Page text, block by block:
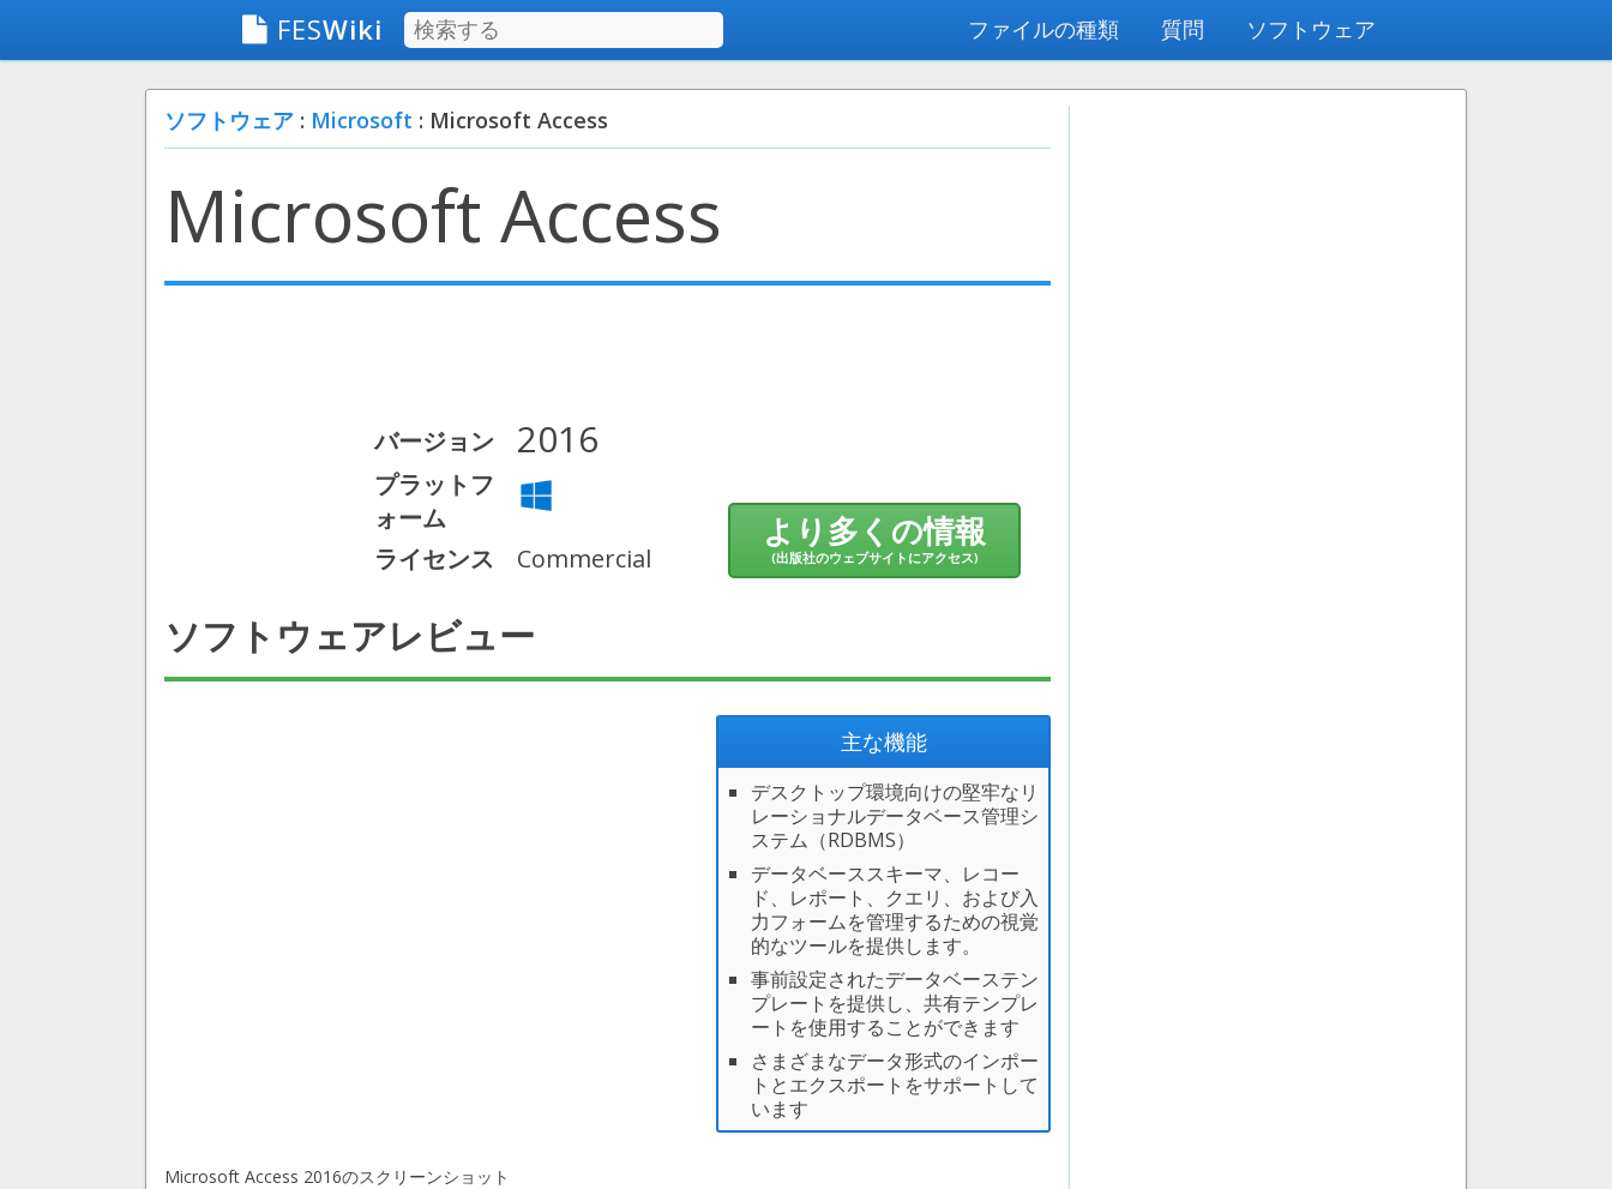
FESWiki ファイルの種類 質問 ソフトウェア
ソフトウェア : Microsoft : Microsoft Access
Microsoft Access
バージョン 2016
プラットフ
ォーム
ライセンス
Commercial
より多くの情報
(出版社のウェブサイトにアクセス)
ソフトウェアレビュー
主な機能
デスクトップ環境向けの堅牢なリ
レーショナルデータベース管理シ
ステム（RDBMS）
データベーススキーマ、レコー
ド、レポート、クエリ、および入
力フォームを管理するための視覚
的なツールを提供します。
事前設定されたデータベーステン
プレートを提供し、共有テンプレ
ートを使用することができます
さまざまなデータ形式のインポー
トとエクスポートをサポートして
います
Microsoft Access 2016のスクリーンショット